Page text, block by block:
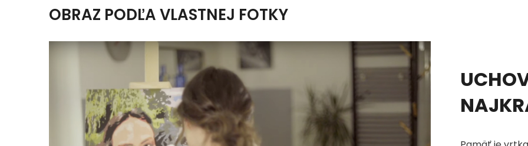
OBRAZ PODĽA VLASTNEJ FOTKY